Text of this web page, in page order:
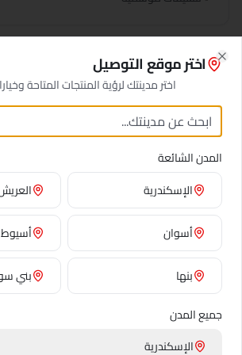
معلومات الطلب السريع
ساعات التوصيل
9:00 ص - 9:00 م
منطقة التغطية
جميعالمنصورية
تقييم العملاء
4.8/5 (127 تقييم)
مناطق أخرى في
السادس من أكتوبر
اختر موقع التوصيل
اختر مدينتك لرؤية المنتجات المتاحة
المدن الشائعة
الإسكندرية
أسوان أسيوط
بنها
بني
جميع المدن
الإسكندرية
Close